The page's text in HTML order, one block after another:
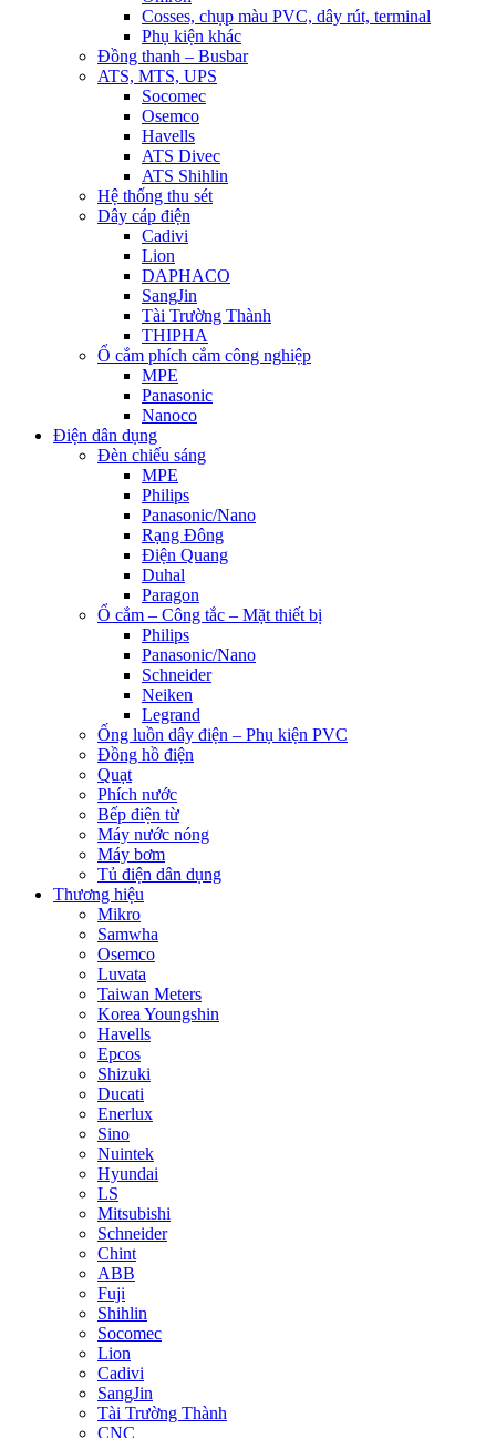
Cosses, chụp màu PVC, dây rút, terminal
Phụ kiện khác
Đồng thanh – Busbar
ATS, MTS, UPS
Socomec
Osemco
Havells
ATS Divec
ATS Shihlin
Hệ thống thu sét
Dây cáp điện
Cadivi
Lion
DAPHACO
SangJin
Tài Trường Thành
THIPHA
Ổ cắm phích cắm công nghiệp
MPE
Panasonic
Nanoco
Điện dân dụng
Đèn chiếu sáng
MPE
Philips
Panasonic/Nano
Rạng Đông
Điện Quang
Duhal
Paragon
Ổ cắm – Công tắc – Mặt thiết bị
Philips
Panasonic/Nano
Schneider
Neiken
Legrand
Ống luồn dây điện – Phụ kiện PVC
Đồng hồ điện
Quạt
Phích nước
Bếp điện từ
Máy nước nóng
Máy bơm
Tủ điện dân dụng
Thương hiệu
Mikro
Samwha
Osemco
Luvata
Taiwan Meters
Korea Youngshin
Havells
Epcos
Shizuki
Ducati
Enerlux
Sino
Nuintek
Hyundai
LS
Mitsubishi
Schneider
Chint
ABB
Fuji
Shihlin
Socomec
Lion
Cadivi
SangJin
Tài Trường Thành
CNC